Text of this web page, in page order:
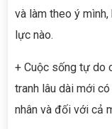
và làm theo ý
lực nào.
+ Cuộc sống tự do
tranh lâu dài mới
nhân và đối với cả